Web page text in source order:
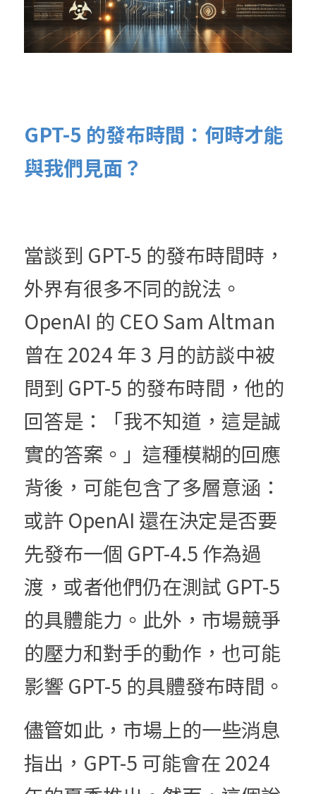
GPT-5 的發布時間：何時才能
與我們見面？
當談到 GPT-5 的發布時間時，
外界有很多不同的說法。
OpenAI 的 CEO Sam Altman
曾在 2024 年 3 月的訪談中被
問到 GPT-5 的發布時間，他的
回答是：「我不知道，這是誠
實的答案。」這種模糊的回應
背後，可能包含了多層意涵：
或許 OpenAI 還在決定是否要
先發布一個 GPT-4.5 作為過
渡，或者他們仍在測試 GPT-5
的具體能力。此外，市場競爭
的壓力和對手的動作，也可能
影響 GPT-5 的具體發布時間。
儘管如此，市場上的一些消息
指出，GPT-5 可能會在 2024